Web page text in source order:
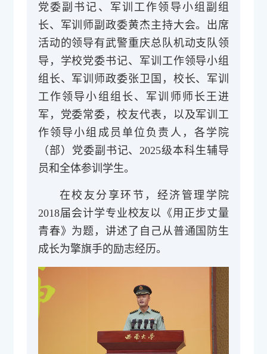
党委副书记、军训工作领导小组副组
长、军训师副政委黄杰主持大会。出席
活动的领导有武警重庆总队机动支队领
导，学校党委书记、军训工作领导小组
组长、军训师政委张卫国，校长、军训
工作领导小组组长、军训师师长王进
军，党委常委，校友代表，以及军训工
作领导小组成员单位负责人，各学院
（部）党委副书记、2025级本科生辅导
员和全体参训学生。
在校友分享环节，经济管理学院
2018届会计学专业校友以《用正步丈量
青春》为题，讲述了自己从普通国防生
成长为擎旗手的励志经历。